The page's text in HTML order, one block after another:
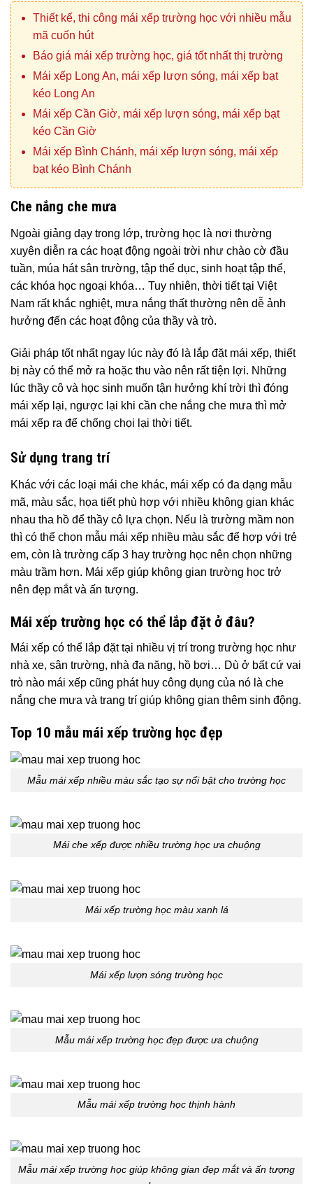
Thiết kế, thi công mái xếp trường học với nhiều mẫu
mã cuốn hút
Báo giá mái xếp trường học, giá tốt nhất thị trường
Mái xếp Long An, mái xếp lượn sóng, mái xếp bạt
kéo Long An
Mái xếp Cần Giờ, mái xếp lượn sóng, mái xếp bạt
kéo Cần Giờ
Mái xếp Bình Chánh, mái xếp lượn sóng, mái xếp
bạt kéo Bình Chánh
Che nắng che mưa
Ngoài giảng dạy trong lớp, trường học là nơi thường
xuyên diễn ra các hoạt động ngoài trời như chào cờ đầu
tuần, múa hát sân trường, tập thể dục, sinh hoạt tập thể,
các khóa học ngoại khóa… Tuy nhiên, thời tiết tại Việt
Nam rất khắc nghiệt, mưa nắng thất thường nên dễ ảnh
hưởng đến các hoạt động của thầy và trò.
Giải pháp tốt nhất ngay lúc này đó là lắp đặt mái xếp, thiết
bị này có thể mở ra hoặc thu vào nên rất tiện lợi. Những
lúc thầy cô và học sinh muốn tận hưởng khí trời thì đóng
mái xếp lại, ngược lại khi cần che nắng che mưa thì mở
mái xếp ra để chống chọi lại thời tiết.
Sử dụng trang trí
Khác với các loại mái che khác, mái xếp có đa dạng mẫu
mã, màu sắc, họa tiết phù hợp với nhiều không gian khác
nhau tha hồ để thầy cô lựa chọn. Nếu là trường mầm non
thì có thể chọn mẫu mái xếp nhiều màu sắc để hợp với trẻ
em, còn là trường cấp 3 hay trường học nên chọn những
màu trầm hơn. Mái xếp giúp không gian trường học trở
nên đẹp mắt và ấn tượng.
Mái xếp trường học có thể lắp đặt ở đâu?
Mái xếp có thể lắp đặt tại nhiều vị trí trong trường học như
nhà xe, sân trường, nhà đa năng, hồ bơi… Dù ở bất cứ vai
trò nào mái xếp cũng phát huy công dụng của nó là che
nắng che mưa và trang trí giúp không gian thêm sinh động.
Top 10 mẫu mái xếp trường học đẹp
Mẫu mái xếp nhiều màu sắc tạo sự nổi bật cho trường học
Mái che xếp được nhiều trường học ưa chuộng
Mái xếp trường học màu xanh lá
Mái xếp lượn sóng trường học
Mẫu mái xếp trường học đẹp được ưa chuộng
Mẫu mái xếp trường học thịnh hành
Mẫu mái xếp trường học giúp không gian đẹp mắt và ấn tượng